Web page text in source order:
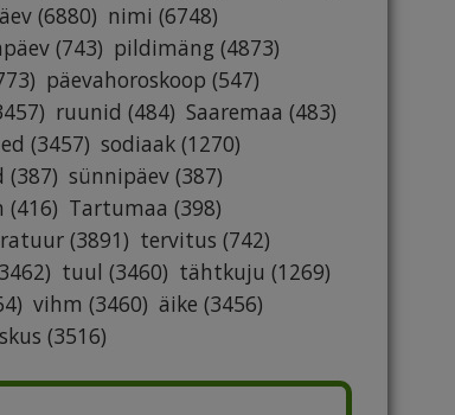
(6880) nimi (6748)
(743) pildimäng (4873)
päevahoroskoop (547)
ruunid (484) Saaremaa (483)
(3457) sodiaak (1270)
(387) sünnipäev (387)
(416) Tartumaa (398)
(3891) tervitus (742)
tuul (3460) tähtkuju (1269)
vihm (3460) äike (3456)
(3516)